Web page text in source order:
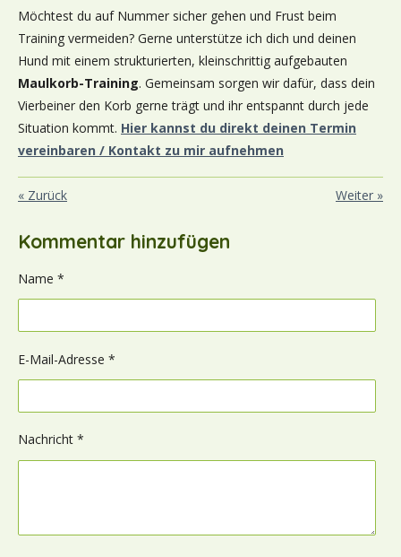
Möchtest du auf Nummer sicher gehen und Frust beim
Training vermeiden? Gerne unterstütze ich dich und deinen
Hund mit einem strukturierten, kleinschrittig aufgebauten
Maulkorb-Training. Gemeinsam sorgen wir dafür, dass dein
Vierbeiner den Korb gerne trägt und ihr entspannt durch jede
Situation kommt. Hier kannst du direkt deinen Termin
vereinbaren / Kontakt zu mir aufnehmen
« Zurück Weiter »
Kommentar hinzufügen
Name *
E-Mail-Adresse *
Nachricht *